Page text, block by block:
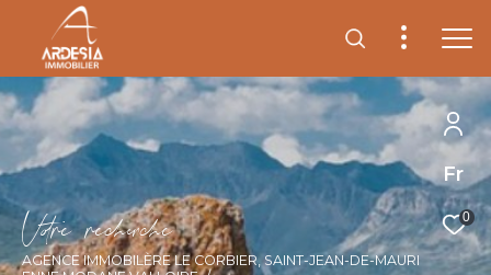
Fr
0
Vore recece
AGENCE IMMOBILÈRE LE CORBIER, SAINT-JEAN-DE-MAURI